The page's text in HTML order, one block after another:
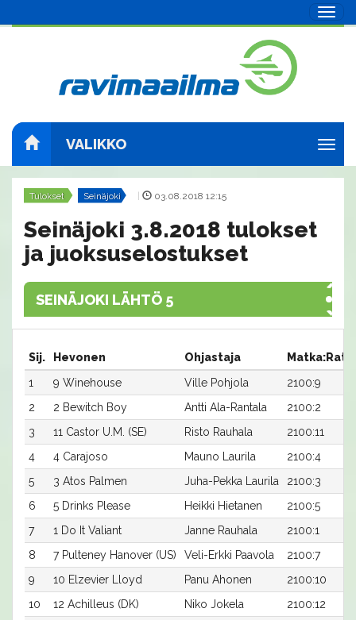
VALIKKO
Tulokset Seinäjoki 03.08.2018 12:15
Seinäjoki 3.8.2018 tulokset
ja juoksuselostukset
SEINÄJOKI LÄHTÖ 5
Sij. Hevonen Ohjastaja
Matka:Rata
1
9 Winehouse Ville Pohjola
2100:9
2
2 Bewitch Boy Antti Ala-Rantala
2100:2
3
11 Castor U.M. (SE) Risto Rauhala
2100:11
4
4 Carajoso Mauno Laurila
2100:4
5
3 Atos Palmen Juha-Pekka Laurila
2100:3
6
5 Drinks Please Heikki Hietanen
2100:5
7
1 Do It Valiant Janne Rauhala
2100:1
8
7 Pulteney Hanover (US) Veli-Erkki Paavola
2100:7
9
10 Elzevier Lloyd Panu Ahonen
2100:10
10
12 Achilleus (DK) Niko Jokela
2100:12